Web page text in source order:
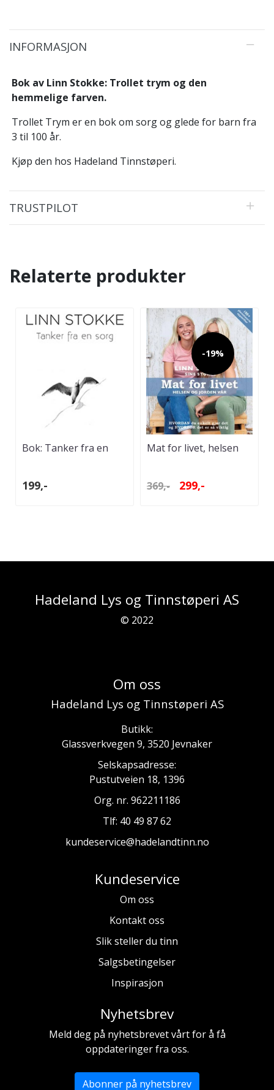
INFORMASJON
Bok av Linn Stokke: Trollet trym og den
hemmelige farven.
Trollet Trym er en bok om sorg og glede for barn fra
3 til 100 år.
Kjøp den hos Hadeland Tinnstøperi.
TRUSTPILOT
Relaterte produkter
Bok: Tanker fra en
199,-
-19%
Mat for livet, helsen
369,-
299,-
Hadeland Lys og Tinnstøperi AS
© 2022
Om oss
Hadeland Lys og Tinnstøperi AS
Butikk:
Glassverkvegen 9, 3520 Jevnaker
Selskapsadresse:
Pustutveien 18, 1396
Org. nr. 962211186
Tlf: 40 49 87 62
kundeservice@hadelandtinn.no
Kundeservice
Om oss
Kontakt oss
Slik steller du tinn
Salgsbetingelser
Inspirasjon
Nyhetsbrev
Meld deg på nyhetsbrevet vårt for å få
oppdateringer fra oss.
Abonner på nyhetsbrev